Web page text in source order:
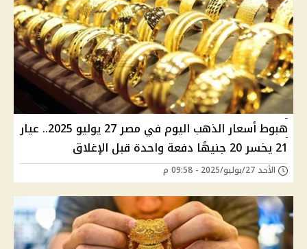
هبوط أسعار الذهب اليوم في مصر 27 يوليو 2025.. عيار
21 يخسر 20 جنيهًا دفعة واحدة قبل الإغلاق
الأحد 27/يوليو/2025 - 09:58 م